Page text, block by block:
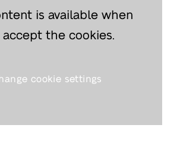
is available when
accept the cookies.
cookie settings